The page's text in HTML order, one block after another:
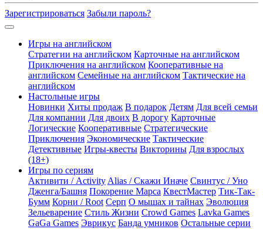
Зарегистрироваться Забыли пароль?
Игры на английском
Стратегии на английском Карточные на английском
Приключения на английском Кооперативные на
английском Семейные на английском Тактические на
английском
Настольные игры
Новинки Хиты продаж В подарок Детям Для всей семьи
Для компании Для двоих В дорогу Карточные
Логические Кооперативные Стратегические
Приключения Экономические Тактические
Детективные Игры-квесты Викторины Для взрослых
(18+)
Игры по сериям
Активити / Activity Alias / Скажи Иначе Свинтус / Уно
Дженга/Башня Покорение Марса КвестМастер Тик-Так-
Бумм Корни / Root Серп О мышах и тайнах Эволюция
Зельеварение Стиль Жизни Crowd Games Lavka Games
GaGa Games Эврикус Банда умников Остальные серии